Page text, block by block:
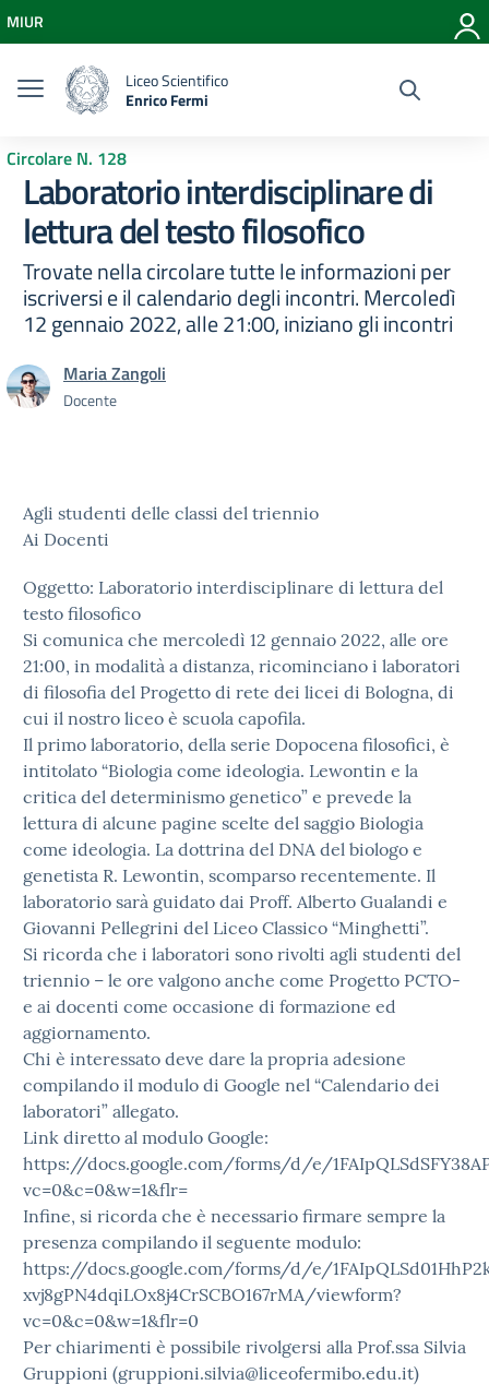
Vai al menu di navigazione
Vai al footer
MIUR
Liceo Scientifico
Enrico Fermi
Circolare N. 128
Laboratorio interdisciplinare di
lettura del testo filosofico
Trovate nella circolare tutte le informazioni per
iscriversi e il calendario degli incontri. Mercoledì
12 gennaio 2022, alle 21:00, iniziano gli incontri
Maria Zangoli
Docente
Agli studenti delle classi del triennio
Ai Docenti
Oggetto: Laboratorio interdisciplinare di lettura del
testo filosofico
Si comunica che mercoledì 12 gennaio 2022, alle ore
21:00, in modalità a distanza, ricominciano i laboratori
di filosofia del Progetto di rete dei licei di Bologna, di
cui il nostro liceo è scuola capofila.
Il primo laboratorio, della serie Dopocena filosofici, è
intitolato “Biologia come ideologia. Lewontin e la
critica del determinismo genetico” e prevede la
lettura di alcune pagine scelte del saggio Biologia
come ideologia. La dottrina del DNA del biologo e
genetista R. Lewontin, scomparso recentemente. Il
laboratorio sarà guidato dai Proff. Alberto Gualandi e
Giovanni Pellegrini del Liceo Classico “Minghetti”.
Si ricorda che i laboratori sono rivolti agli studenti del
triennio – le ore valgono anche come Progetto PCTO-
e ai docenti come occasione di formazione ed
aggiornamento.
Chi è interessato deve dare la propria adesione
compilando il modulo di Google nel “Calendario dei
laboratori” allegato.
Link diretto al modulo Google:
https://docs.google.com/forms/d/e/
vc=0&c=0&w=1&flr=
Infine, si ricorda che è necessario firmare sempre la
presenza compilando il seguente modulo:
https://docs.google.com/forms/d/e/
xvj8gPN4dqiLOx8j4CrSCBO167rMA/viewform?
vc=0&c=0&w=1&flr=0
Per chiarimenti è possibile rivolgersi alla Prof.ssa Silvia
Gruppioni (gruppioni.silvia@liceofermibo.edu.it)